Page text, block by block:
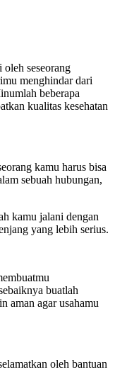
seseorang
menghindar dari
beberapa
kualitas kesehatan
kamu harus bisa
sebuah hubungan,
kamu jalani dengan
yang lebih serius.
buatlah
aman agar usahamu
oleh bantuan